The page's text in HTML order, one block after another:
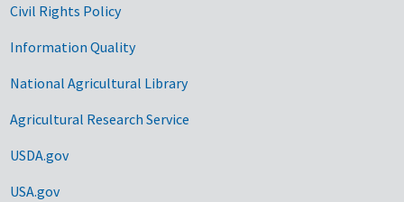
Civil Rights Policy
Information Quality
National Agricultural Library
Agricultural Research Service
USDA.gov
USA.gov